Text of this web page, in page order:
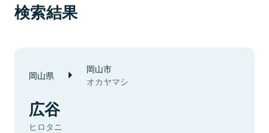
検索結果
岡山県 岡山市
オカヤマシ
広谷
ヒロタニ